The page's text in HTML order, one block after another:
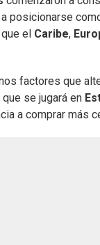
posicionarse
el Caribe,
factores que
que se jugará en
a comprar más